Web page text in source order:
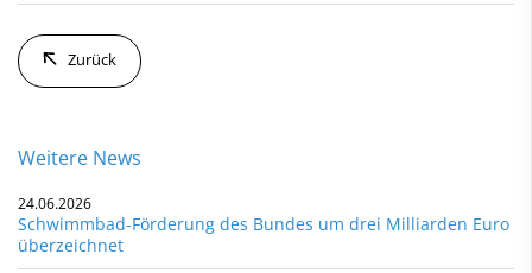
Zurück
Weitere News
24.06.2026
Schwimmbad-Förderung des Bundes um drei Milliarden Euro
überzeichnet